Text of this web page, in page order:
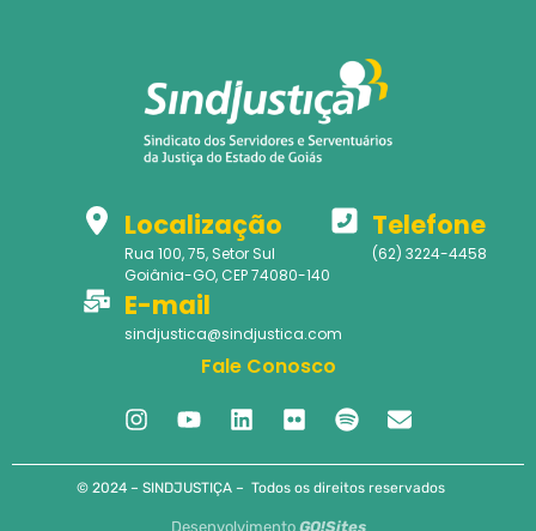
Localização
Rua 100, 75, Setor Sul
Goiânia-GO, CEP 74080-140
Telefone
(62) 3224-4458
E-mail
sindjustica@sindjustica.com
Fale Conosco
© 2024 – SINDJUSTIÇA – Todos os direitos reservados
Desenvolvimento GO!Sites